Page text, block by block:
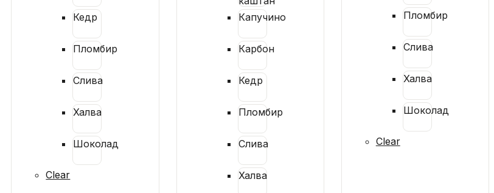
Кедр
Пломбир
Слива
Халва
Шоколад
Clear
Капучино
Карбон
Кедр
Пломбир
Слива
Халва
Пломбир
Слива
Халва
Шоколад
Clear